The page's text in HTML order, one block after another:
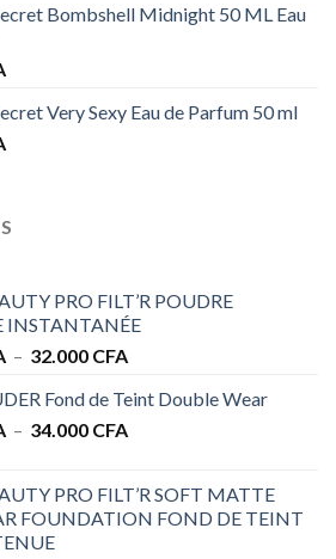
Bombshell Midnight 50 ML Eau
Very Sexy Eau de Parfum 50 ml
PRO FILT’R POUDRE
INSTANTANÉE
– 32.000 CFA
prix :
28.000 CFA
Fond de Teint Double Wear
– 34.000 CFA
28.000 CFA
à
PRO FILT’R SOFT MATTE
FOUNDATION FOND DE TEINT